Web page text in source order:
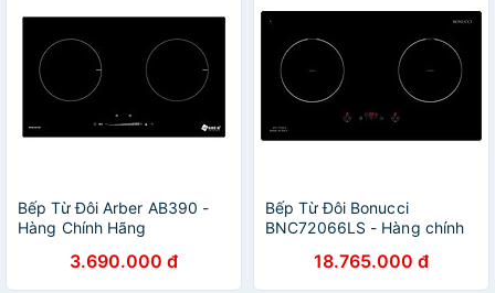
Bếp Từ Đôi Arber AB390 -
Hàng Chính Hãng
3.690.000 đ
Bếp Từ Đôi Bonucci
BNC72066LS - Hàng chính
18.765.000 đ